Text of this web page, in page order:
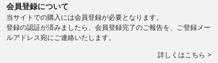
会員登録について
当サイトでの購入には会員登録が必要となります。
登録の認証が済みましたら、会員登録完了のご報告を、ご登録メー
ルアドレス宛にご連絡いたします。
詳しくはこちら >